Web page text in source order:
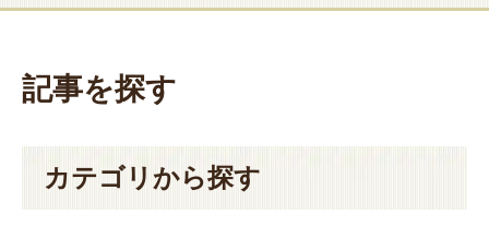
記事を探す
カテゴリから探す